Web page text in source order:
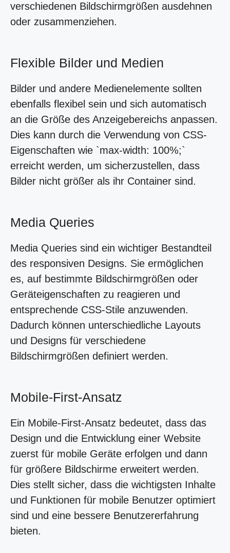
verschiedenen Bildschirmgrößen ausdehnen
oder zusammenziehen.
Flexible Bilder und Medien
Bilder und andere Medienelemente sollten
ebenfalls flexibel sein und sich automatisch
an die Größe des Anzeigebereichs anpassen.
Dies kann durch die Verwendung von CSS-
Eigenschaften wie `max-width: 100%;`
erreicht werden, um sicherzustellen, dass
Bilder nicht größer als ihr Container sind.
Media Queries
Media Queries sind ein wichtiger Bestandteil
des responsiven Designs. Sie ermöglichen
es, auf bestimmte Bildschirmgrößen oder
Geräteigenschaften zu reagieren und
entsprechende CSS-Stile anzuwenden.
Dadurch können unterschiedliche Layouts
und Designs für verschiedene
Bildschirmgrößen definiert werden.
Mobile-First-Ansatz
Ein Mobile-First-Ansatz bedeutet, dass das
Design und die Entwicklung einer Website
zuerst für mobile Geräte erfolgen und dann
für größere Bildschirme erweitert werden.
Dies stellt sicher, dass die wichtigsten Inhalte
und Funktionen für mobile Benutzer optimiert
sind und eine bessere Benutzererfahrung
bieten.